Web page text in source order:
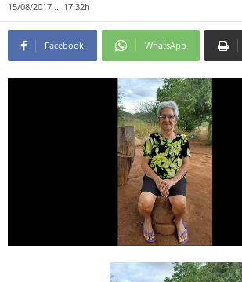
15/08/2017 ... 17:32h
Facebook WhatsApp